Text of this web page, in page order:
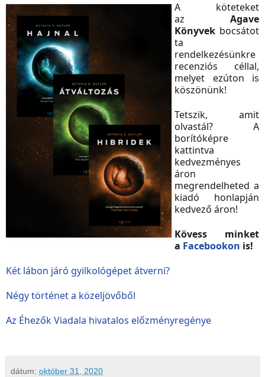
A köteteket
az
Agave
Könyvek bocsátot
ta
rendelkezésünkre
recenziós céllal,
melyet ezúton is
köszönünk!
Tetszik, amit
olvastál? A
borítóképre
kattintva
kedvezményes
áron
megrendelheted a
kiadó honlapján
kedvező áron!
Kövess minket
a Facebookon is!
Két lábon járó gyilkológépet átverni?
Négy történet a közeljövőből
Az Éhezők Viadala hivatalos előzményregénye
dátum: október 31, 2020